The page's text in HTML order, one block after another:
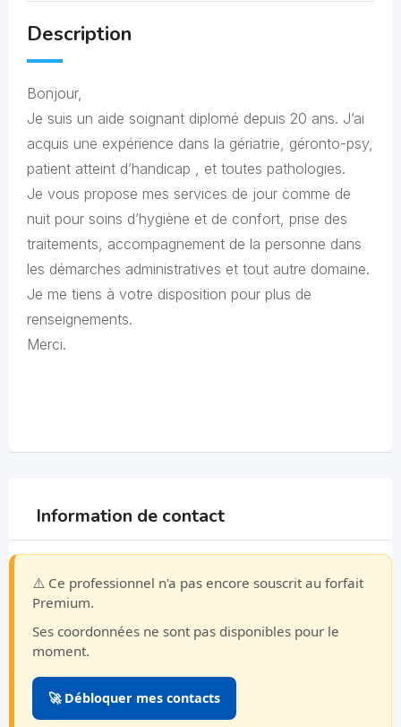
Description
Bonjour,
Je suis un aide soignant diplomé depuis 20 ans. J’ai
acquis une expérience dans la gériatrie, géronto-psy,
patient atteint d’handicap , et toutes pathologies.
Je vous propose mes services de jour comme de
nuit pour soins d’hygiène et de confort, prise des
traitements, accompagnement de la personne dans
les démarches administratives et tout autre domaine.
Je me tiens à votre disposition pour plus de
renseignements.
Merci.
Information de contact
⚠️ Ce professionnel n'a pas encore souscrit au forfait
Premium.
Ses coordonnées ne sont pas disponibles pour le
moment.
🚀 Débloquer mes contacts